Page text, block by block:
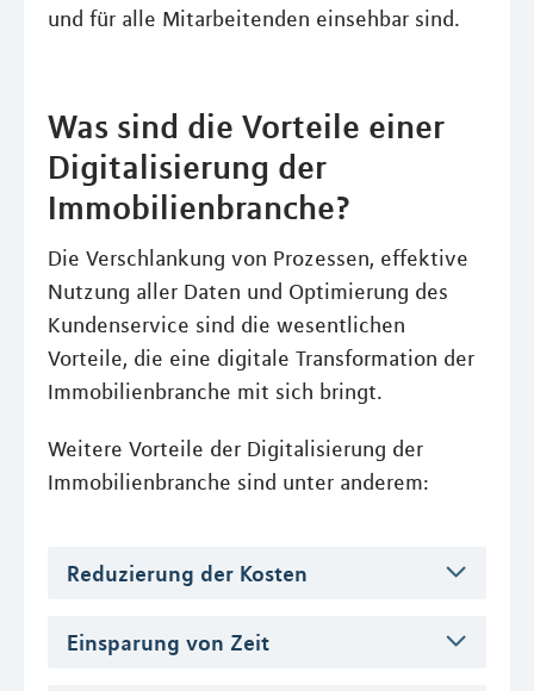
und für alle Mitarbeitenden einsehbar sind.
Was sind die Vorteile einer
Digitalisierung der
Immobilienbranche?
Die Verschlankung von Prozessen, effektive
Nutzung aller Daten und Optimierung des
Kundenservice sind die wesentlichen
Vorteile, die eine digitale Transformation der
Immobilienbranche mit sich bringt.
Weitere Vorteile der Digitalisierung der
Immobilienbranche sind unter anderem:
Reduzierung der Kosten
Einsparung von Zeit